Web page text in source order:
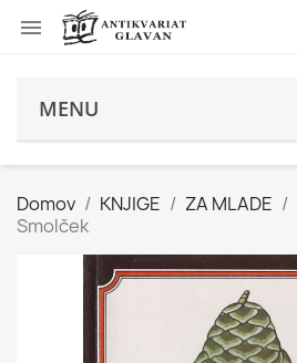

MENU
Domov KNJIGE ZA MLADE
Smolček